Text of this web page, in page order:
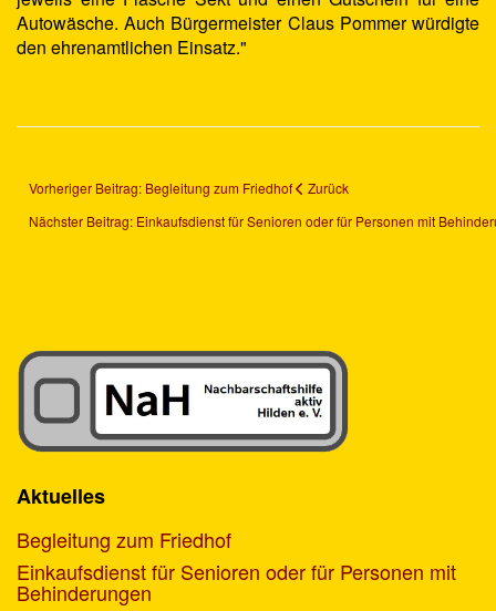
Autowäsche. Auch Bürgermeister Claus Pommer würdigte
den ehrenamtlichen Einsatz."
Vorheriger Beitrag: Begleitung zum Friedhof
Zurück
Nächster Beitrag: Einkaufsdienst für Senioren oder für Personen mit
Aktuelles
Begleitung zum Friedhof
Einkaufsdienst für Senioren oder für Personen mit
Behinderungen